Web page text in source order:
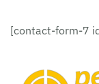
[contact-form-7